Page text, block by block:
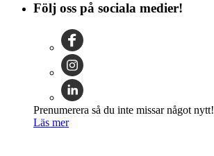
Följ oss på sociala medier!
Prenumerera så du inte missar något nytt!
Läs mer